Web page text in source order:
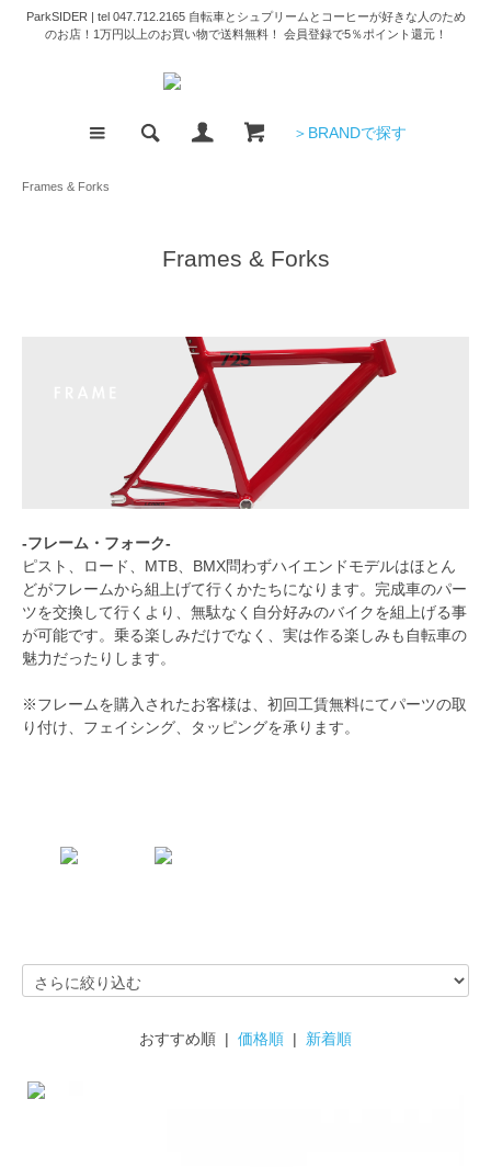
ParkSIDER | tel 047.712.2165 自転車とシュプリームとコーヒーが好きな人のため
のお店！1万円以上のお買い物で送料無料！ 会員登録で5％ポイント還元！
＞BRANDで探す
Frames & Forks
Frames & Forks
-フレーム・フォーク-
ピスト、ロード、MTB、BMX問わずハイエンドモデルはほとん
どがフレームから組上げて行くかたちになります。完成車のパー
ツを交換して行くより、無駄なく自分好みのバイクを組上げる事
が可能です。乗る楽しみだけでなく、実は作る楽しみも自転車の
魅力だったりします。
※フレームを購入されたお客様は、初回工賃無料にてパーツの取
り付け、フェイシング、タッピングを承ります。
おすすめ順 | 価格順 | 新着順